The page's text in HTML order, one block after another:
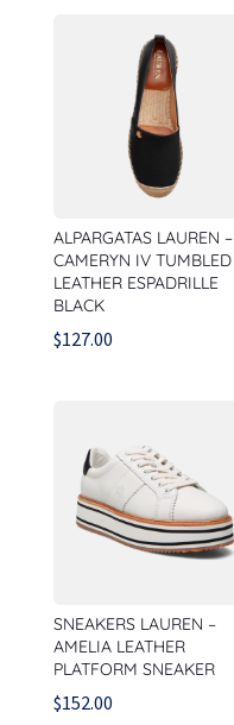
ALPARGATAS LAUREN –
CAMERYN IV TUMBLED
LEATHER ESPADRILLE
BLACK
$127.00
SNEAKERS LAUREN –
AMELIA LEATHER
PLATFORM SNEAKER
$152.00